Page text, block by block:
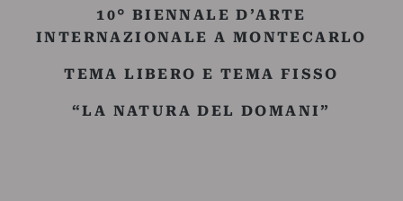
10° BIENNALE D’ARTE
INTERNAZIONALE A MONTECARLO
TEMA LIBERO E TEMA FISSO
“LA NATURA DEL DOMANI”